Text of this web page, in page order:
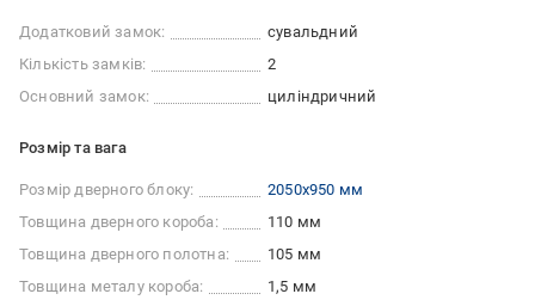
Додатковий замок:
сувальдний
Кількість замків:
2
Основний замок:
циліндричний
Розмір та вага
Розмір дверного блоку:
2050x950 мм
Товщина дверного короба:
110 мм
Товщина дверного полотна:
105 мм
Товщина металу короба:
1,5 мм